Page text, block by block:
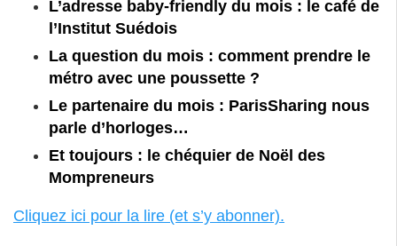
L’adresse baby-friendly du mois : le café de
l’Institut Suédois
La question du mois : comment prendre le
métro avec une poussette ?
Le partenaire du mois : ParisSharing nous
parle d’horloges…
Et toujours : le chéquier de Noël des
Mompreneurs
Cliquez ici pour la lire (et s’y abonner).